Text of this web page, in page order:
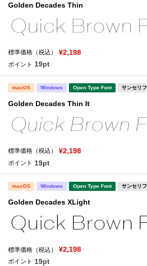
キャンペーン一覧
新着一覧
マイページ
お気に入り
ご利用ガイド
よくあるご質問
宋朝体
教科書体
すべてを表示
セット or 単体
Golden Decades Thin
標準価格（税込） ¥2,198
ポイント 19pt
macOS Windows Open Type Font サンセリフ
Golden Decades Thin It
標準価格（税込） ¥2,198
ポイント 19pt
macOS Windows Open Type Font サンセリフ
Golden Decades XLight
標準価格（税込） ¥2,198
ポイント 19pt